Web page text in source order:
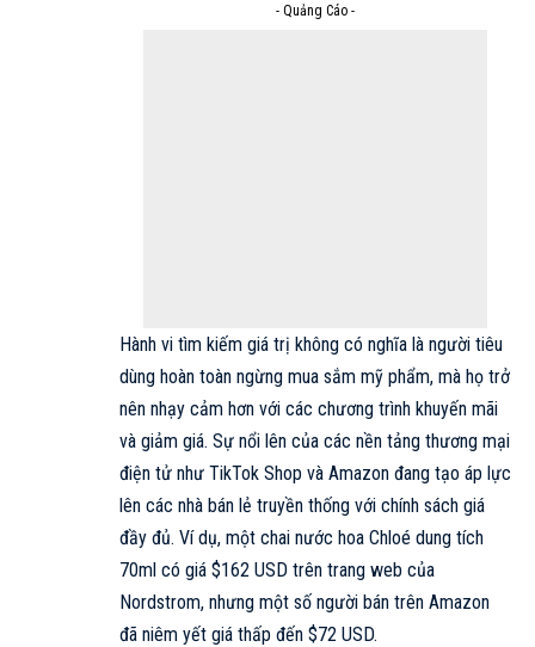
- Quảng Cáo -
Hành vi tìm kiếm giá trị không có nghĩa là người tiêu
dùng hoàn toàn ngừng mua sắm mỹ phẩm, mà họ trở
nên nhạy cảm hơn với các chương trình khuyến mãi
và giảm giá. Sự nổi lên của các nền tảng thương mại
điện tử như TikTok Shop và Amazon đang tạo áp lực
lên các nhà bán lẻ truyền thống với chính sách giá
đầy đủ. Ví dụ, một chai nước hoa Chloé dung tích
70ml có giá $162 USD trên trang web của
Nordstrom, nhưng một số người bán trên Amazon
đã niêm yết giá thấp đến $72 USD.